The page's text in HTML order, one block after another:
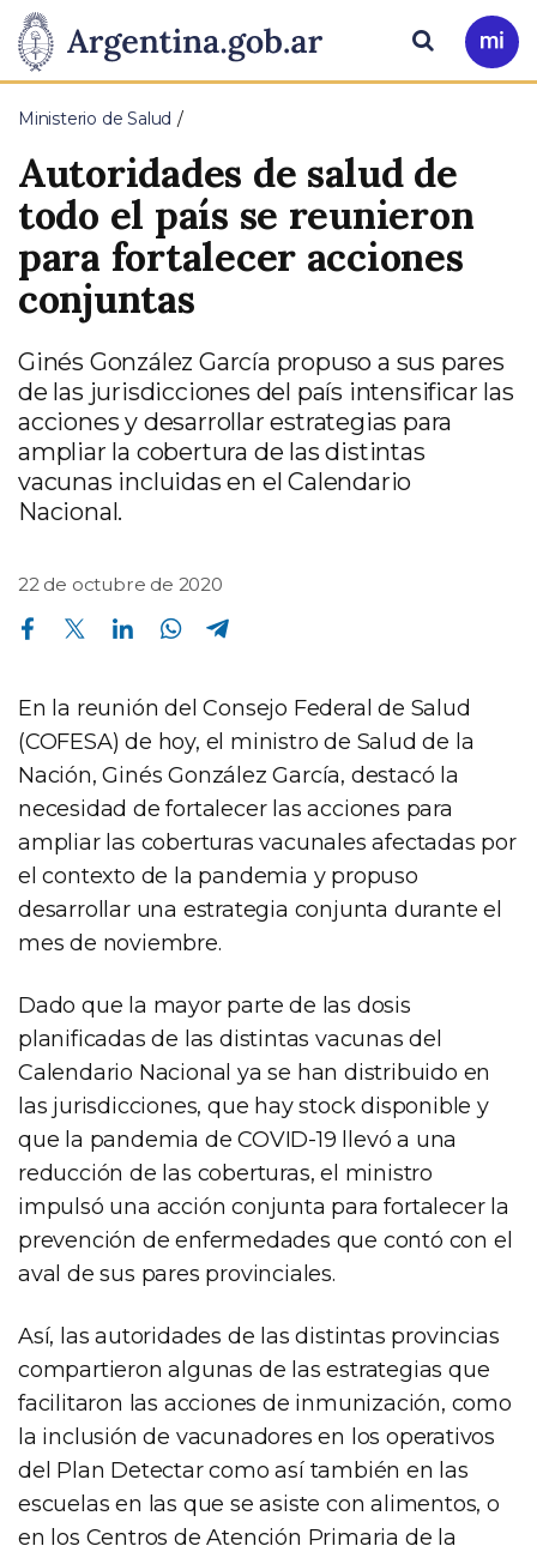
Presidencia
de
Nación
Pasar al contenido principal
Ir
a
Buscar
Ministerio de Salud
Autoridades de salud de
todo el país se reunieron
para fortalecer acciones
conjuntas
Ginés González García propuso a sus pares
de las jurisdicciones del país intensificar las
acciones y desarrollar estrategias para
ampliar la cobertura de las distintas
vacunas incluidas en el Calendario
Nacional.
22 de octubre de 2020
Compartir en Facebook Compartir en Twitter Compartir en Linkedin Compartir en Whatsapp
En la reunión del Consejo Federal de Salud
(COFESA) de hoy, el ministro de Salud de la
Nación, Ginés González García, destacó la
necesidad de fortalecer las acciones para
ampliar las coberturas vacunales afectadas por
el contexto de la pandemia y propuso
desarrollar una estrategia conjunta durante el
mes de noviembre.
Dado que la mayor parte de las dosis
planificadas de las distintas vacunas del
Calendario Nacional ya se han distribuido en
las jurisdicciones, que hay stock disponible y
que la pandemia de COVID-19 llevó a una
reducción de las coberturas, el ministro
impulsó una acción conjunta para fortalecer la
prevención de enfermedades que contó con el
aval de sus pares provinciales.
Así, las autoridades de las distintas provincias
compartieron algunas de las estrategias que
facilitaron las acciones de inmunización, como
la inclusión de vacunadores en los operativos
del Plan Detectar como así también en las
escuelas en las que se asiste con alimentos, o
en los Centros de Atención Primaria de la